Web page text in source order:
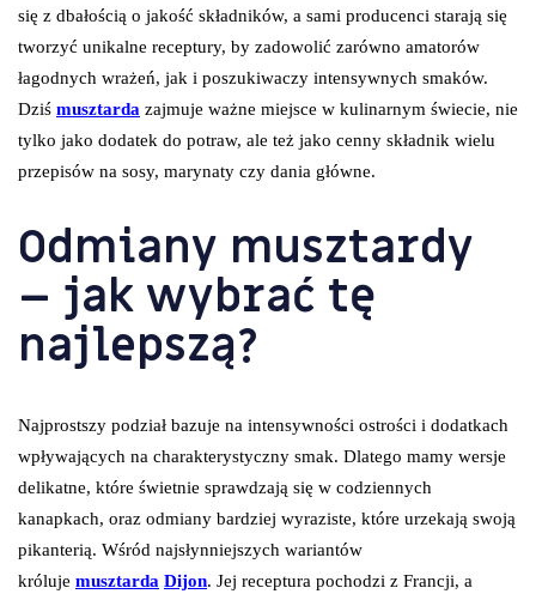
się z dbałością o jakość składników, a sami producenci starają się
tworzyć unikalne receptury, by zadowolić zarówno amatorów
łagodnych wrażeń, jak i poszukiwaczy intensywnych smaków.
Dziś musztarda zajmuje ważne miejsce w kulinarnym świecie, nie
tylko jako dodatek do potraw, ale też jako cenny składnik wielu
przepisów na sosy, marynaty czy dania główne.
Odmiany musztardy
– jak wybrać tę
najlepszą?
Najprostszy podział bazuje na intensywności ostrości i dodatkach
wpływających na charakterystyczny smak. Dlatego mamy wersje
delikatne, które świetnie sprawdzają się w codziennych
kanapkach, oraz odmiany bardziej wyraziste, które urzekają swoją
pikanterią. Wśród najsłynniejszych wariantów
króluje musztarda Dijon. Jej receptura pochodzi z Francji, a